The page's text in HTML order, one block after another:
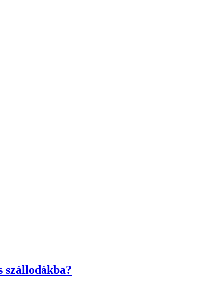
szállodákba?